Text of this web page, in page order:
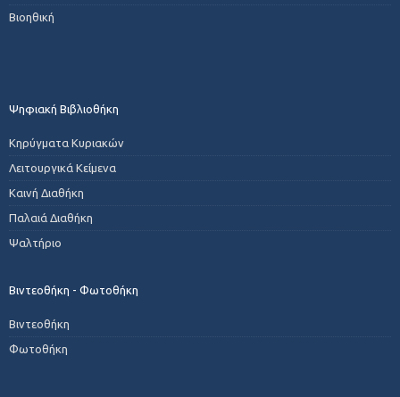
Βιοηθική
Ψηφιακή Βιβλιοθήκη
Κηρύγματα Κυριακών
Λειτουργικά Κείμενα
Καινή Διαθήκη
Παλαιά Διαθήκη
Ψαλτήριο
Βιντεοθήκη - Φωτοθήκη
Βιντεοθήκη
Φωτοθήκη